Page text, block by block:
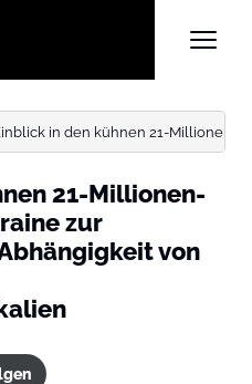
in den kühnen 21-Millionen-
21-Millionen-
zur
von